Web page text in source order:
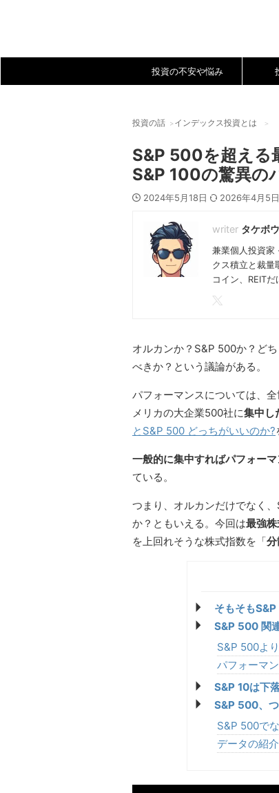
投資の不安や悩み
投資の話 インデックス投資とは
S&P 500を超える
S&P 100の驚異の
2024年5月18日 2026年4月5日
タケボウ
兼業個人投資家
クス積立と裁量
コイン、REIT
オルカンか？S&P 500か？ど
べきか？という議論がある。
パフォーマンスについては、
メリカの大企業500社に集中し
とS&P 500 どっちがいいのか?
一般的に集中すればパフォーマ
ている。
つまり、オルカンだけでなく
か？ともいえる。今回は最強
を上回れそうな株式指数を「
そもそも
S&P 500 関
S&P 500よ
パフォーマ
S&P 10は下
S&P 500、
S&P 500で
データの紹介